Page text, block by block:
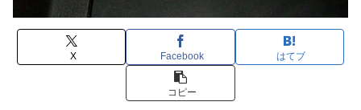
X Facebook はてブ
コピー